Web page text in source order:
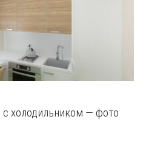
холодильником — фото